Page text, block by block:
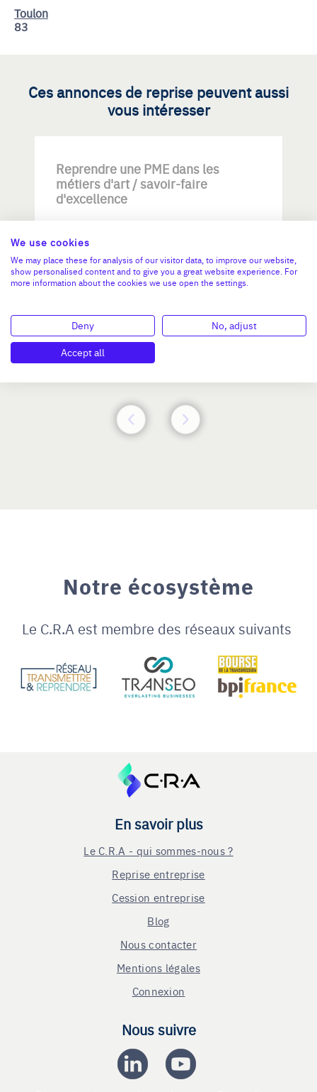
Toulon
83
Ces annonces de reprise peuvent aussi
vous intéresser
Reprendre une PME dans les
métiers d'art / savoir-faire
d'excellence
>2 M€ et <= 5 M€
Notre écosystème
Le C.R.A est membre des réseaux suivants
En savoir plus
Le C.R.A - qui sommes-nous ?
Reprise entreprise
Cession entreprise
Blog
Nous contacter
Mentions légales
Connexion
Nous suivre
We use cookies
We may place these for analysis of our visitor data, to improve our website,
show personalised content and to give you a great website experience. For
more information about the cookies we use open the settings.
Deny
No, adjust
Accept all